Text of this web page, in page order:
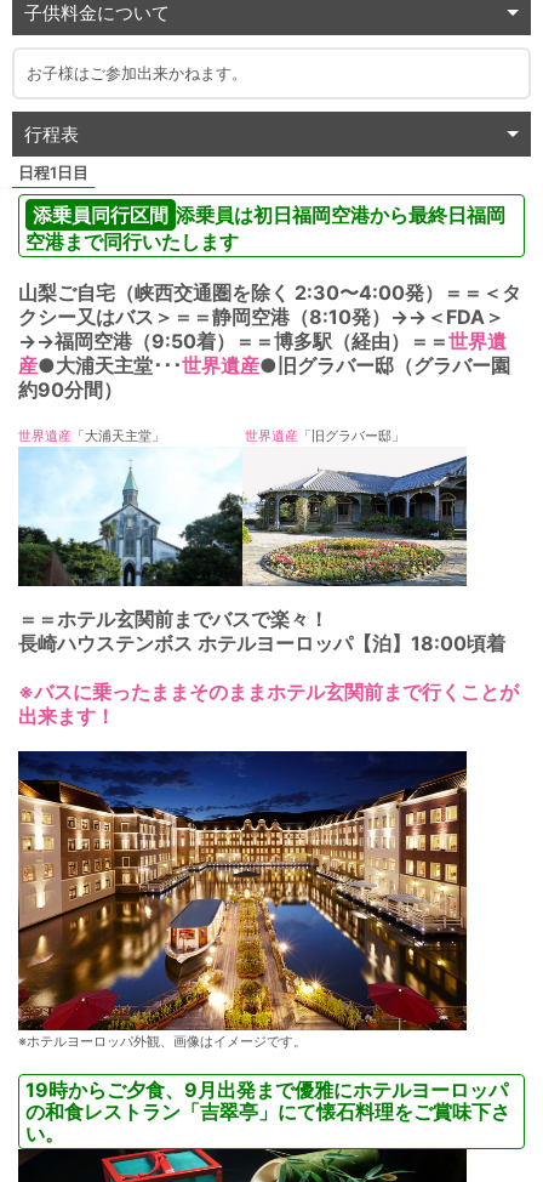
子供料金について
お子様はご参加出来かねます。
行程表
1日目
添乗員同行区間 添乗員は初日福岡空港から最終日福岡
空港まで同行いたします
山梨ご自宅（峡西交通圏を除く 2:30〜4:00発）＝＝＜タ
クシー又はバス＞＝＝静岡空港（8:10発） →→ ＜FDA＞
→→福岡空港（9:50着）＝＝博多駅（経由）＝＝世界遺
産●大浦天主堂･･･世界遺産● 旧グラバー邸（グラバー園
約90分間）
世界遺産 「大浦天主堂」 世界遺産 「旧グラバー邸」
＝＝ホテル玄関前までバスで楽々！
長崎ハウステンボス ホテルヨーロッパ【泊】18:00頃着
※バスに乗ったままそのままホテル玄関前まで行くことが
出来ます！
※ホテルヨーロッパ外観、画像はイメージです。
19時からご夕食、9月出発まで優雅にホテルヨーロッパ
の和食レストラン「吉翠亭」にて懐石料理をご賞味下さ
い。